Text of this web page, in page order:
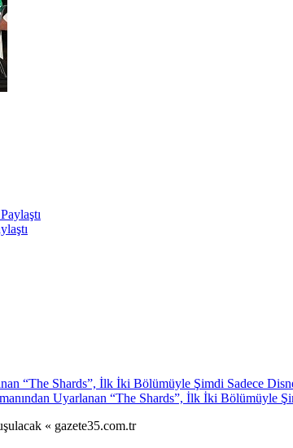
Uyarlanan “The Shards”, İlk İki Bölümüyle